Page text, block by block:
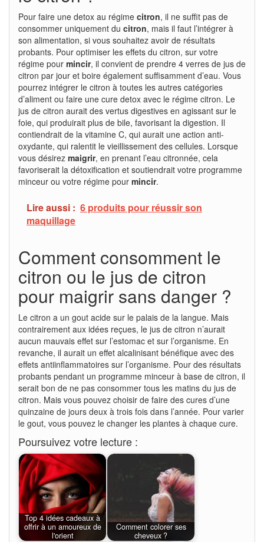
Pour faire une detox au régime citron, il ne suffit pas de
consommer uniquement du citron, mais il faut l’intégrer à
son alimentation, si vous souhaitez avoir de résultats
probants. Pour optimiser les effets du citron, sur votre
régime pour mincir, il convient de prendre 4 verres de jus de
citron par jour et boire également suffisamment d’eau. Vous
pourrez intégrer le citron à toutes les autres catégories
d’aliment ou faire une cure detox avec le régime citron. Le
jus de citron aurait des vertus digestives en agissant sur le
foie, qui produirait plus de bile, favorisant la digestion. Il
contiendrait de la vitamine C, qui aurait une action anti-
oxydante, qui ralentit le vieillissement des cellules. Lorsque
vous désirez maigrir, en prenant l’eau citronnée, cela
favoriserait la détoxification et soutiendrait votre programme
minceur ou votre régime pour mincir.
Lire aussi : 6 produits pour réussir son
maquillage
Comment consomment le
citron ou le jus de citron
pour maigrir sans danger ?
Le citron a un gout acide sur le palais de la langue. Mais
contrairement aux idées reçues, le jus de citron n’aurait
aucun mauvais effet sur l’estomac et sur l’organisme. En
revanche, il aurait un effet alcalinisant bénéfique avec des
effets antiinflammatoires sur l’organisme. Pour des résultats
probants pendant un programme minceur à base de citron, il
serait bon de ne pas consommer tous les matins du jus de
citron. Mais vous pouvez choisir de faire des cures d’une
quinzaine de jours deux à trois fois dans l’année. Pour varier
le gout, vous pouvez le changer les plantes à chaque cure.
Poursuivez votre lecture :
Top 4 idées cadeaux à
offrir à un amoureux de
l'orient
Comment colorer ses
cheveux ?